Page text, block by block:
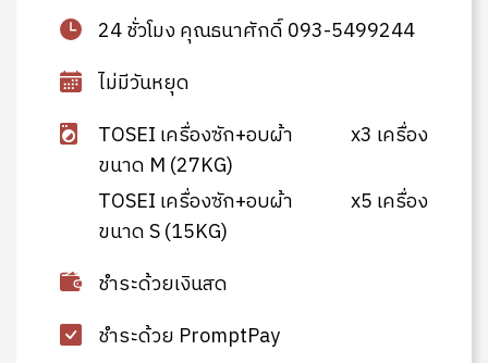
24 ชั่วโมง คุณธนาศักดิ์ 093-5499244
ไม่มีวันหยุด
TOSEI เครื่องซัก+อบผ้า
ขนาด M (27KG)
x3 เครื่อง
TOSEI เครื่องซัก+อบผ้า
ขนาด S (15KG)
x5 เครื่อง
ชำระด้วยเงินสด
ชำระด้วย PromptPay